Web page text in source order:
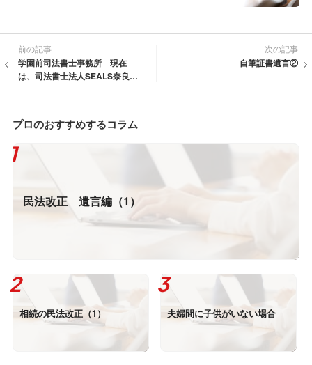
前の記事
学園前司法書士事務所 現在
は、司法書士法人SEALS奈良オ
次の記事
自筆証書遺言②
プロのおすすめするコラム
民法改正 遺言編（1）
相続の民法改正（1） 夫婦間に子供がいない場合